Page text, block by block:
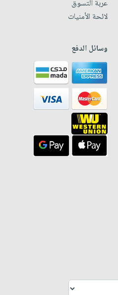
عربة التسوق
لائحة الأمنيات
وسائل الدفع